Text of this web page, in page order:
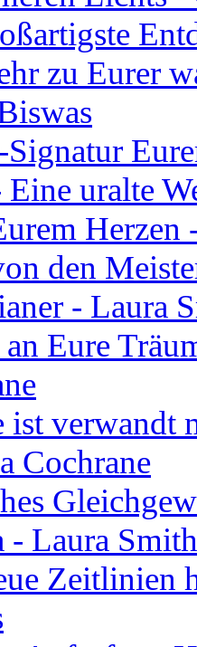
zu Eurer
Eine uralte
den
- Laura
Eure
ist verwandt
Cochrane
- Laura
Zeitlinien